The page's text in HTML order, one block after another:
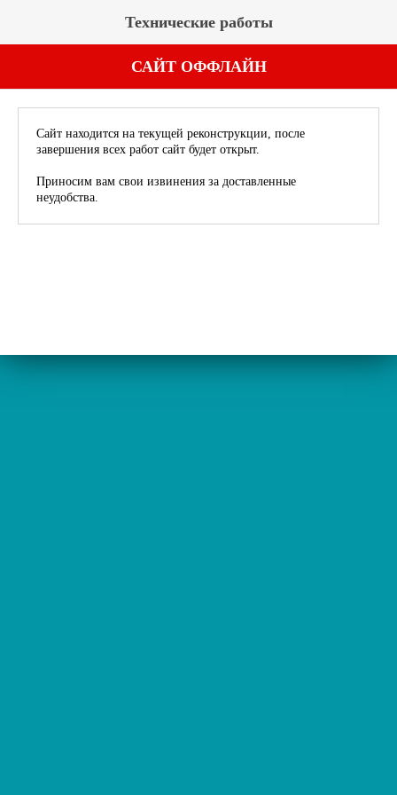
Технические работы
САЙТ ОФФЛАЙН
Сайт находится на текущей реконструкции, после
завершения всех работ сайт будет открыт.
Приносим вам свои извинения за доставленные
неудобства.